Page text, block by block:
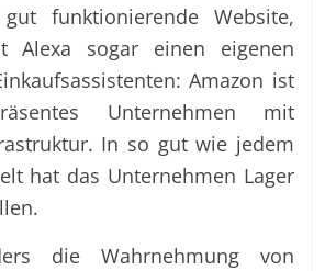
funktionierende Website,
Alexa sogar einen eigenen
Amazon ist
Unternehmen mit
In so gut wie jedem
hat das Unternehmen Lager
die Wahrnehmung von